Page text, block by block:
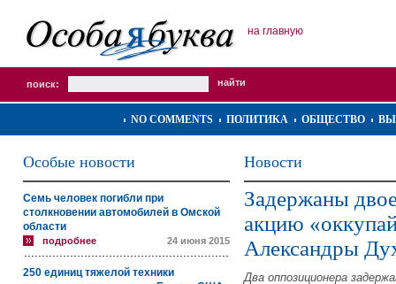
на главную
поиск:
NO COMMENTS ПОЛИТИКА ОБЩЕСТВО
Особые новости
Семь человек погибли при
столкновении автомобилей в Омской
области
подробнее 24 июня 2015
250 единиц тяжелой техники
Новости
Задержаны
акцию
Александры
Два оппозиционера